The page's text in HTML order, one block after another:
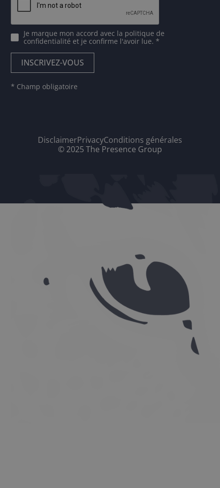
Je marque mon accord avec la politique de
confidentialité et je confirme l'avoir lue. *
* Champ obligatoire
DisclaimerPrivacyConditions générales
© 2025 The Presence Group